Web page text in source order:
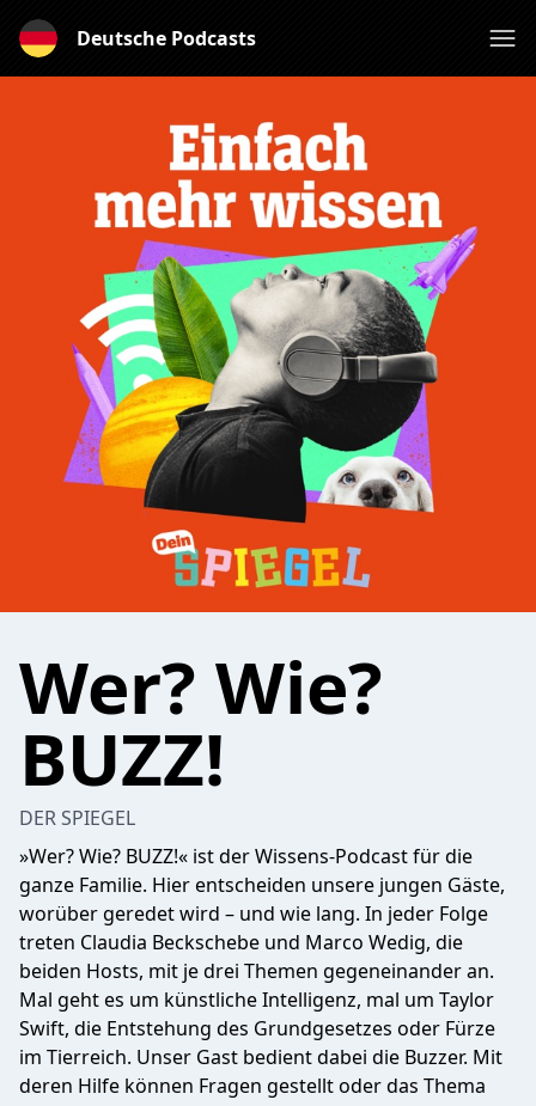
Deutsche Podcasts
Wer? Wie?
BUZZ!
DER SPIEGEL
»Wer? Wie? BUZZ!« ist der Wissens-Podcast für die
ganze Familie. Hier entscheiden unsere jungen Gäste,
worüber geredet wird – und wie lang. In jeder Folge
treten Claudia Beckschebe und Marco Wedig, die
beiden Hosts, mit je drei Themen gegeneinander an.
Mal geht es um künstliche Intelligenz, mal um Taylor
Swift, die Entstehung des Grundgesetzes oder Fürze
im Tierreich. Unser Gast bedient dabei die Buzzer. Mit
deren Hilfe können Fragen gestellt oder das Thema